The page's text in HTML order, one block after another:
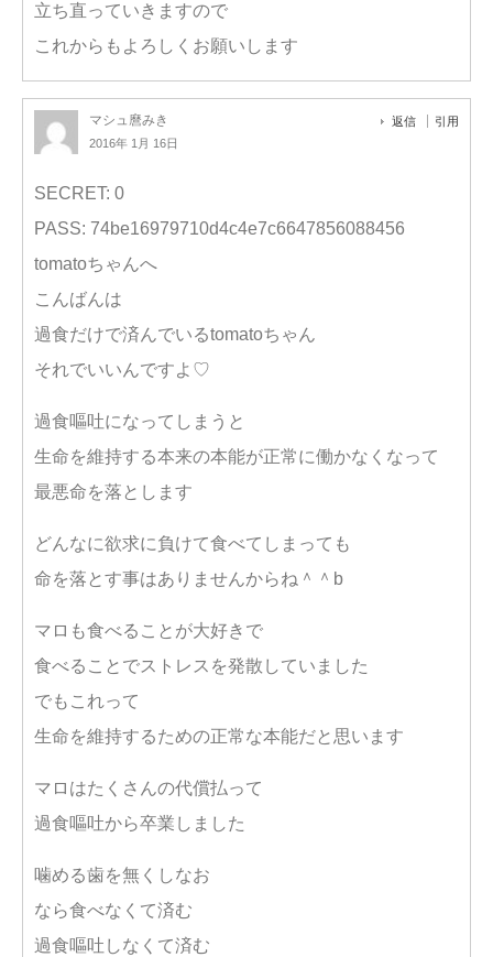
立ち直っていきますので
これからもよろしくお願いします
マシュ麿みき
2016年 1月 16日
返信 引用
SECRET: 0
PASS: 74be16979710d4c4e7c6647856088456
tomatoちゃんへ
こんばんは
過食だけで済んでいるtomatoちゃん
それでいいんですよ♡
過食嘔吐になってしまうと
生命を維持する本来の本能が正常に働かなくなって
最悪命を落とします
どんなに欲求に負けて食べてしまっても
命を落とす事はありませんからね＾＾b
マロも食べることが大好きで
食べることでストレスを発散していました
でもこれって
生命を維持するための正常な本能だと思います
マロはたくさんの代償払って
過食嘔吐から卒業しました
噛める歯を無くしなお
なら食べなくて済む
過食嘔吐しなくて済む